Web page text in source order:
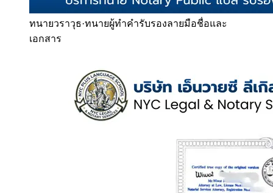
ทนายวราวุธ·ทนายผู้ทำคำรับรองลายมือชื่อและ
เอกสาร